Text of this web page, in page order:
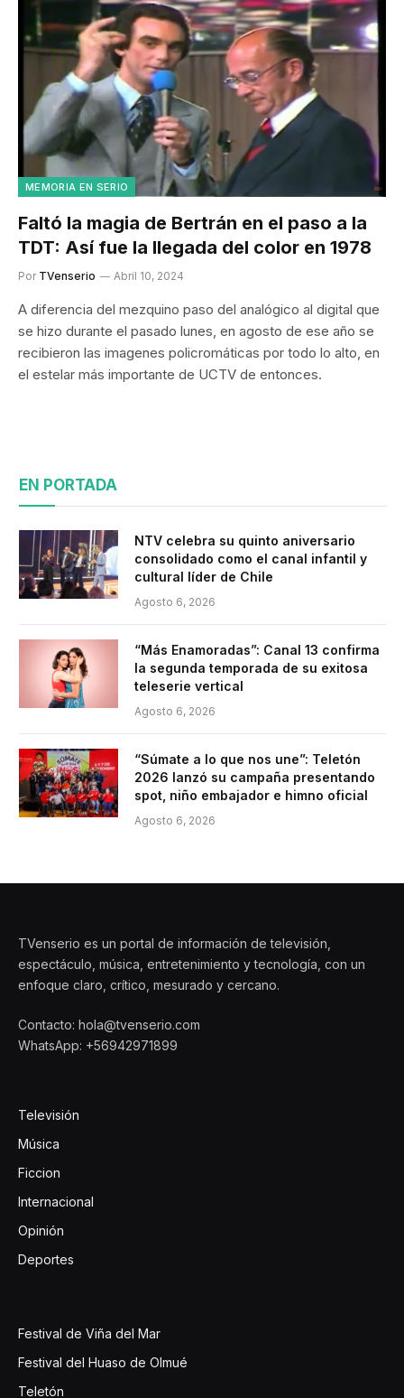
MEMORIA EN SERIO
Faltó la magia de Bertrán en el paso a la
TDT: Así fue la llegada del color en 1978
Por TVenserio Abril 10, 2024
A diferencia del mezquino paso del analógico al digital que
se hizo durante el pasado lunes, en agosto de ese año se
recibieron las imagenes policromáticas por todo lo alto, en
el estelar más importante de UCTV de entonces.
EN PORTADA
NTV celebra su quinto aniversario
consolidado como el canal infantil y
cultural líder de Chile
Agosto 6, 2026
“Más Enamoradas”: Canal 13 confirma
la segunda temporada de su exitosa
teleserie vertical
Agosto 6, 2026
“Súmate a lo que nos une”: Teletón
2026 lanzó su campaña presentando
spot, niño embajador e himno oficial
Agosto 6, 2026
TVenserio es un portal de información de televisión,
espectáculo, música, entretenimiento y tecnología, con un
enfoque claro, crítico, mesurado y cercano.
Contacto: hola@tvenserio.com
WhatsApp: +56942971899
Televisión
Música
Ficcion
Internacional
Opinión
Deportes
Festival de Viña del Mar
Festival del Huaso de Olmué
Teletón